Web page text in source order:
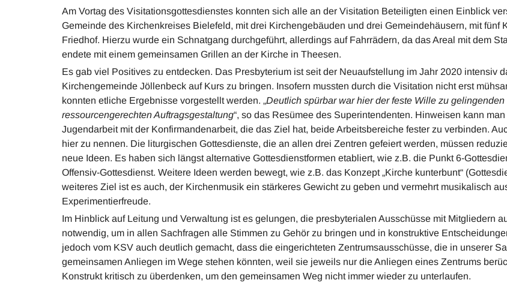
Am Vortag des Visitationsgottesdienstes konnten sich alle an der Visitation Beteiligten einen Einblick
Gemeinde des Kirchenkreises Bielefeld, mit drei Kirchengebäuden und drei Gemeindehäusern, mit fünf
Friedhof. Hierzu wurde ein Schnatgang durchgeführt, allerdings auf Fahrrädern, da das Areal mit dem
endete mit einem gemeinsamen Grillen an der Kirche in Theesen.
Es gab viel Positives zu entdecken. Das Presbyterium ist seit der Neuaufstellung im Jahr 2020 intensiv
Kirchengemeinde Jöllenbeck auf Kurs zu bringen. Insofern mussten durch die Visitation nicht erst
konnten etliche Ergebnisse vorgestellt werden. „Deutlich spürbar war hier der feste Wille zu
ressourcengerechten Auftragsgestaltung“, so das Resümee des Superintendenten. Hinweisen kann
Jugendarbeit mit der Konfirmandenarbeit, die das Ziel hat, beide Arbeitsbereiche fester zu verbinden.
hier zu nennen. Die liturgischen Gottesdienste, die an allen drei Zentren gefeiert werden, müssen
neue Ideen. Es haben sich längst alternative Gottesdienstformen etabliert, wie z.B. die Punkt 6-
Offensiv-Gottesdienst. Weitere Ideen werden bewegt, wie z.B. das Konzept „Kirche kunterbunt“
weiteres Ziel ist es auch, der Kirchenmusik ein stärkeres Gewicht zu geben und vermehrt musikalisch
Experimentierfreude.
Im Hinblick auf Leitung und Verwaltung ist es gelungen, die presbyterialen Ausschüsse mit Mitgliedern
notwendig, um in allen Sachfragen alle Stimmen zu Gehör zu bringen und in konstruktive
jedoch vom KSV auch deutlich gemacht, dass die eingerichteten Zentrumsausschüsse, die in unserer
gemeinsamen Anliegen im Wege stehen könnten, weil sie jeweils nur die Anliegen eines Zentrums
Konstrukt kritisch zu überdenken, um den gemeinsamen Weg nicht immer wieder zu unterlaufen.